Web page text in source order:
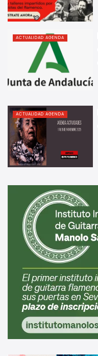
ACTUALIDAD AGENDA
ACTUALIDAD AGENDA